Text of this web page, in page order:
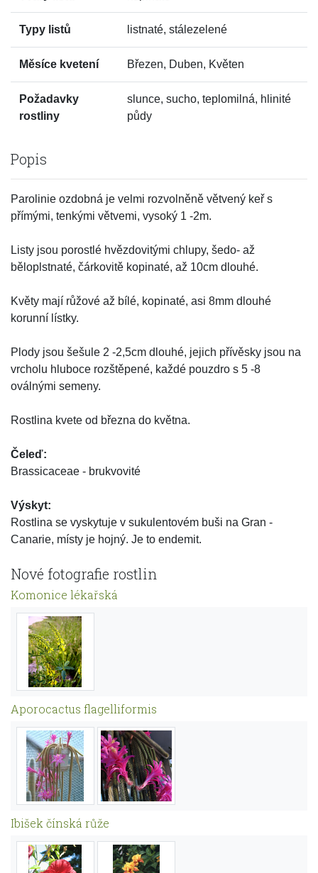
Typy listů listnaté, stálezelené
Měsíce kvetení Březen, Duben, Květen
Požadavky
rostliny
slunce, sucho, teplomilná, hlinité
půdy
Popis
Parolinie ozdobná je velmi rozvolněně větvený keř s
přímými, tenkými větvemi, vysoký 1 -2m.
Listy jsou porostlé hvězdovitými chlupy, šedo- až
běloplstnaté, čárkovitě kopinaté, až 10cm dlouhé.
Květy mají růžové až bílé, kopinaté, asi 8mm dlouhé
korunní lístky.
Plody jsou šešule 2 -2,5cm dlouhé, jejich přívěsky jsou na
vrcholu hluboce rozštěpené, každé pouzdro s 5 -8
oválnými semeny.
Rostlina kvete od března do května.
Čeleď:
Brassicaceae - brukvovité
Výskyt:
Rostlina se vyskytuje v sukulentovém buši na Gran -
Canarie, místy je hojný. Je to endemit.
Nové fotografie rostlin
Komonice lékařská
Aporocactus flagelliformis
Ibišek čínská růže